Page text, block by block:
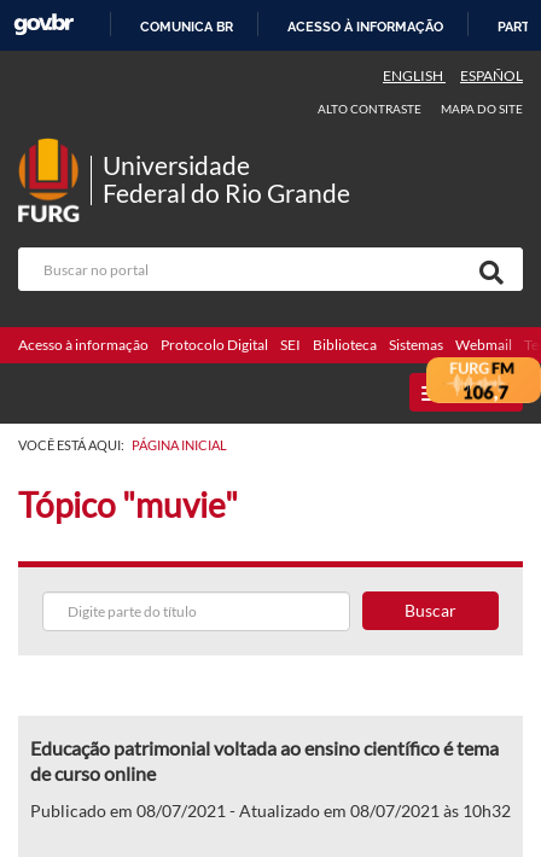
COMUNICA BR ACESSO À INFORMAÇÃO
ENGLISH ESPAÑOL
ALTO CONTRASTE MAPA DO SITE
Universidade
Federal do Rio Grande
Acesso à informação Protocolo Digital SEI Biblioteca Sistemas Webmail
MENU
VOCÊ ESTÁ AQUI: PÁGINA INICIAL
Tópico "muvie"
Buscar
Educação patrimonial voltada ao ensino científico é tema
de curso online
Publicado em 08/07/2021 - Atualizado em 08/07/2021 às 10h32